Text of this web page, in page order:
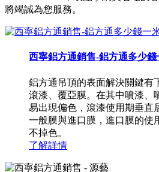
將竭誠為您服務。
西寧鋁方通銷售-鋁方通多少錢
鋁方通吊頂的表面解決關鍵有
滾漆、覆亞膜。在其中噴漆、
易出現偏色，滾漆使用期垂直
一般膜與進口膜，進口膜的使
不掉色。
了解詳情